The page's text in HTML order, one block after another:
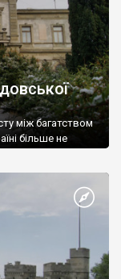
між багатством
більше не